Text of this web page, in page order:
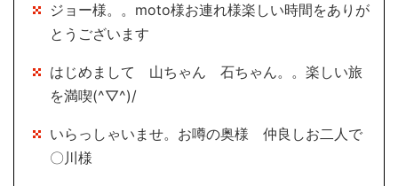
ジョー様。。moto様お連れ様楽しい時間をありが
とうございます
はじめまして 山ちゃん 石ちゃん。。楽しい旅
を満喫(^▽^)/
いらっしゃいませ。お噂の奥様 仲良しお二人で
〇川様